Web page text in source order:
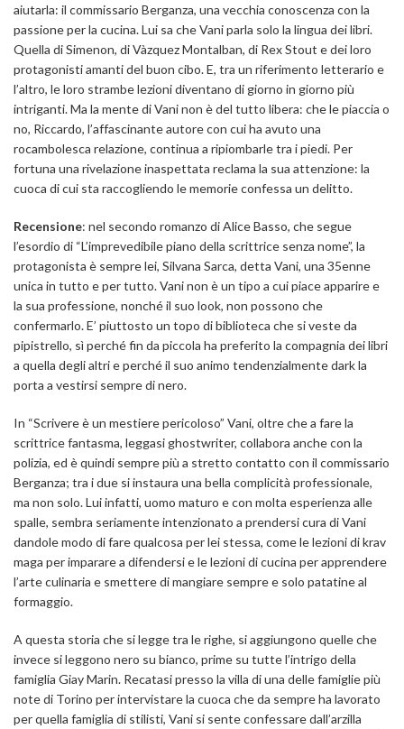
aiutarla: il commissario Berganza, una vecchia conoscenza con la
passione per la cucina. Lui sa che Vani parla solo la lingua dei libri.
Quella di Simenon, di Vàzquez Montalban, di Rex Stout e dei loro
protagonisti amanti del buon cibo. E, tra un riferimento letterario e
l’altro, le loro strambe lezioni diventano di giorno in giorno più
intriganti. Ma la mente di Vani non è del tutto libera: che le piaccia o
no, Riccardo, l’affascinante autore con cui ha avuto una
rocambolesca relazione, continua a ripiombarle tra i piedi. Per
fortuna una rivelazione inaspettata reclama la sua attenzione: la
cuoca di cui sta raccogliendo le memorie confessa un delitto.
Recensione: nel secondo romanzo di Alice Basso, che segue
l’esordio di “L’imprevedibile piano della scrittrice senza nome”, la
protagonista è sempre lei, Silvana Sarca, detta Vani, una 35enne
unica in tutto e per tutto. Vani non è un tipo a cui piace apparire e
la sua professione, nonché il suo look, non possono che
confermarlo. E’ piuttosto un topo di biblioteca che si veste da
pipistrello, sì perché fin da piccola ha preferito la compagnia dei libri
a quella degli altri e perché il suo animo tendenzialmente dark la
porta a vestirsi sempre di nero.
In “Scrivere è un mestiere pericoloso” Vani, oltre che a fare la
scrittrice fantasma, leggasi ghostwriter, collabora anche con la
polizia, ed è quindi sempre più a stretto contatto con il commissario
Berganza; tra i due si instaura una bella complicità professionale,
ma non solo. Lui infatti, uomo maturo e con molta esperienza alle
spalle, sembra seriamente intenzionato a prendersi cura di Vani
dandole modo di fare qualcosa per lei stessa, come le lezioni di krav
maga per imparare a difendersi e le lezioni di cucina per apprendere
l’arte culinaria e smettere di mangiare sempre e solo patatine al
formaggio.
A questa storia che si legge tra le righe, si aggiungono quelle che
invece si leggono nero su bianco, prime su tutte l’intrigo della
famiglia Giay Marin. Recatasi presso la villa di una delle famiglie più
note di Torino per intervistare la cuoca che da sempre ha lavorato
per quella famiglia di stilisti, Vani si sente confessare dall’arzilla